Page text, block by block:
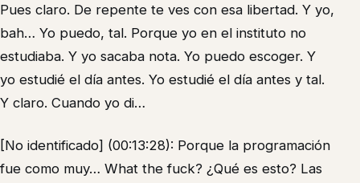
Pues claro. De repente te ves con esa libertad. Y yo,
bah… Yo puedo, tal. Porque yo en el instituto no
estudiaba. Y yo sacaba nota. Yo puedo escoger. Y
yo estudié el día antes. Yo estudié el día antes y tal.
Y claro. Cuando yo di…
[No identificado] (00:13:28): Porque la programación
fue como muy… What the fuck? ¿Qué es esto? Las